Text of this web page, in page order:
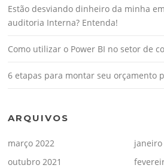
Estão desviando dinheiro da minha
auditoria Interna? Entenda!
Como utilizar o Power BI no setor de
6 etapas para montar seu orçamento
ARQUIVOS
março 2022
janeiro
outubro 2021